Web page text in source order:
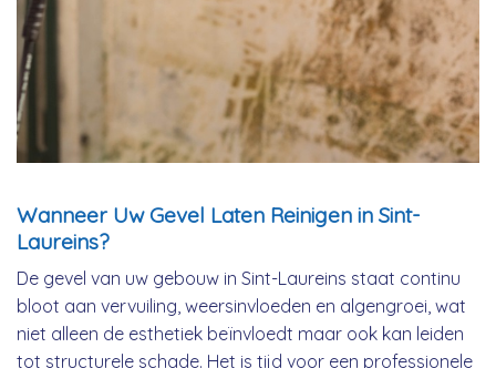
Wanneer Uw Gevel Laten Reinigen in Sint-
Laureins?
De gevel van uw gebouw in Sint-Laureins staat continu
bloot aan vervuiling, weersinvloeden en algengroei, wat
niet alleen de esthetiek beïnvloedt maar ook kan leiden
tot structurele schade. Het is tijd voor een professionele